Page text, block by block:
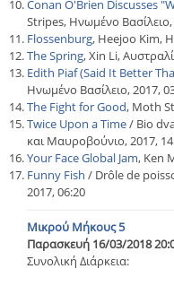
Conan O'Brien Discusses
Stripes, Ηνωμένο Βασίλειο,
Flossenburg, Heejoo Kim,
The Spring, Xin Li,
Edith Piaf (Said It Better
Ηνωμένο Βασίλειο, 2017,
The Fight for Good, Moth
Twice Upon a Time/ Bio
και Μαυροβούνιο, 2017,
Your Face Global Jam, Ken
Funny Fish / Drôle de
2017, 06:20
Μικρού Μήκους 5
Παρασκευή 16/03/2018
Συνολική Διάρκεια: